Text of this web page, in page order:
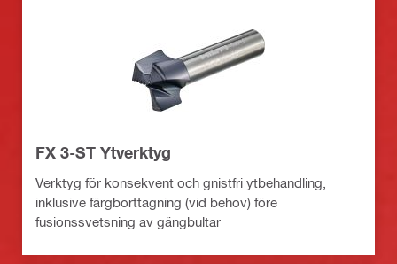
FX 3-ST Ytverktyg
Verktyg för konsekvent och gnistfri ytbehandling,
inklusive färgborttagning (vid behov) före
fusionssvetsning av gängbultar